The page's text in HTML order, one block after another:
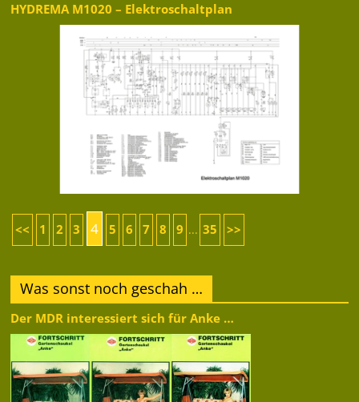
HYDREMA M1020 – Elektroschaltplan
<< 1 2 3 4 5 6 7 8 9 ... 35 >>
Was sonst noch geschah …
Der MDR interessiert sich für Anke …